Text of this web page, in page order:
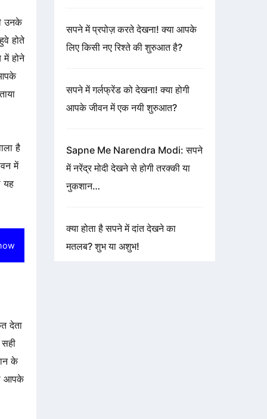
उनके
होते
में होने
है
में
यह
देता
के
आपके
सपने में प्रपोज़ करते देखना! क्या आपके
लिए किसी नए रिश्ते की शुरुआत है?
सपने में गर्लफ्रेंड को देखना! क्या होगी
आपके जीवन में एक नयी शुरुआत?
Sapne Me Narendra Modi: सपने
में नरेंद्र मोदी देखने से होगी तरक्की या
नुकशान…
क्या होता है सपने में दांत देखने का
मतलब? शुभ या अशुभ!